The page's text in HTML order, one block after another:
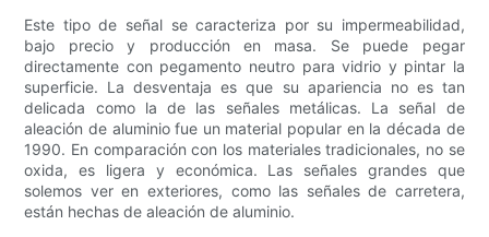
Este tipo de señal se caracteriza por su impermeabilidad,
bajo precio y producción en masa. Se puede pegar
directamente con pegamento neutro para vidrio y pintar la
superficie. La desventaja es que su apariencia no es tan
delicada como la de las señales metálicas. La señal de
aleación de aluminio fue un material popular en la década de
1990. En comparación con los materiales tradicionales, no se
oxida, es ligera y económica. Las señales grandes que
solemos ver en exteriores, como las señales de carretera,
están hechas de aleación de aluminio.